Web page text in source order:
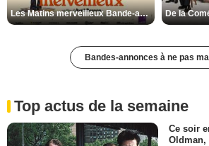
Les Matins merveilleux Bande-annonce VF
Bandes-annonces à ne pas
Top actus de la semaine
Ce soir
Oldman,